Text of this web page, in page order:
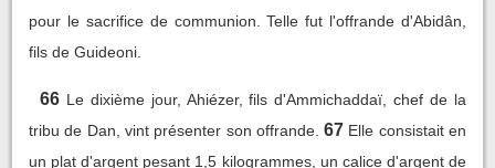
pour le sacrifice de communion. Telle fut l'offrande d'Abidân,
fils de Guideoni.
66 Le dixième jour, Ahiézer, fils d'Ammichaddaï, chef de la
tribu de Dan, vint présenter son offrande. 67 Elle consistait en
un plat d'argent pesant 1,5 kilogrammes, un calice d'argent de